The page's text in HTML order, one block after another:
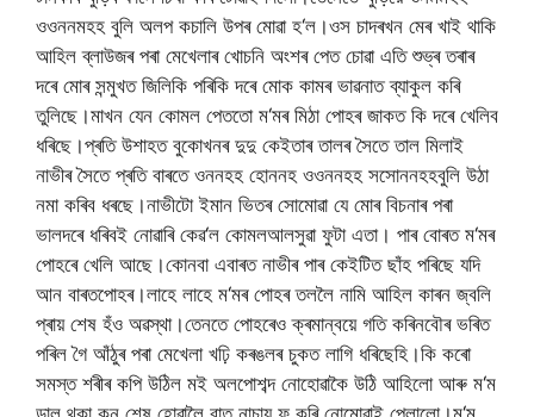
ওওননমহহ বুলি অলপ কচালি উপৰ মোৱা হ‘ল।ওস চাদৰখন মেৰ খাই থাকি
আহিল ব্লাউজৰ পৰা মেখেলাৰ খোচনি অংশৰ পেত চোৱা এতি শুভ্ৰ তৰাৰ
দৰে মোৰ সন্মুখত জিলিকি পৰিকি দৰে মোক কামৰ ভাৱনাত ব্যাকুল কৰি
তুলিছে।মাখন যেন কোমল পেততো ম‘মৰ মিঠা পোহৰ জাকত কি দৰে খেলিব
ধৰিছে।প্ৰতি উশাহত বুকোখনৰ দুদু কেইতাৰ তালৰ সৈতে তাল মিলাই
নাভীৰ সৈতে প্ৰতি বাৰতে ওননহহ হোননহ ওওননহহ সসোননহহবুলি উঠা
নমা কৰিব ধৰছে।নাভীটো ইমান ভিতৰ সোমোৱা যে মোৰ বিচনাৰ পৰা
ভালদৰে ধৰিবই নোৱাৰি কেৱ‘ল কোমলআলসুৱা ফুটা এতা। পাৰ বোৰত ম‘মৰ
পোহৰে খেলি আছে।কোনবা এবাৰত নাভীৰ পাৰ কেইটিত ছাঁহ পৰিছে যদি
আন বাৰতপোহৰ।লাহে লাহে ম‘মৰ পোহৰ তললৈ নামি আহিল কাৰন জ্বলি
প্ৰায় শেষ হঁও অৱস্থা।তেনতে পোহৰেও ক্ৰমান্বয়ে গতি কৰিনবৌৰ ভৰিত
পৰিল গৈ আঁঠুৰ পৰা মেখেলা খঢ়ি কৰঙলৰ চুকত লাগি ধৰিছেহি।কি কৰো
সমস্ত শৰীৰ কপি উঠিল মই অলপোশব্দ নোহোৱাকৈ উঠি আহিলো আৰু ম‘ম